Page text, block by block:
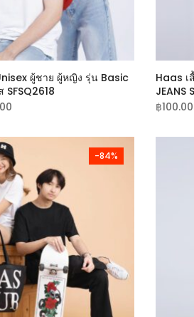
ผู้ชาย ผู้หญิง รุ่น Basic
SFSQ2618
Haas เ
JEANS
฿100.00
-84%